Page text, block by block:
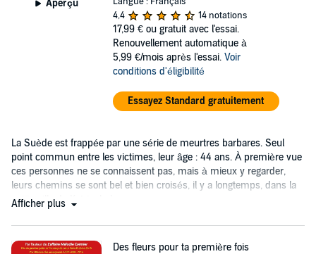
Aperçu
4,4
14 notations
17,99 € ou gratuit avec l'essai.
Renouvellement automatique à
5,99 €/mois après l'essai. Voir
conditions d'éligibilité
Essayez Standard gratuitement
La Suède est frappée par une série de meurtres barbares. Seul
point commun entre les victimes, leur âge : 44 ans. À première vue
ces personnes ne se connaissent pas, mais à mieux y regarder,
leurs chemins se sont bel et bien croisés, il y a longtemps, dans la
petite ville de Katrineholm.
Afficher plus
Des fleurs pour ta première fois